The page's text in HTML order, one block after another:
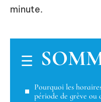
minute.
Pourquoi les
période de grève ou